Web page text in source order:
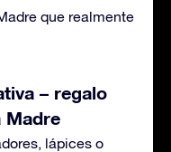
que realmente
– regalo
Madre
lápices o